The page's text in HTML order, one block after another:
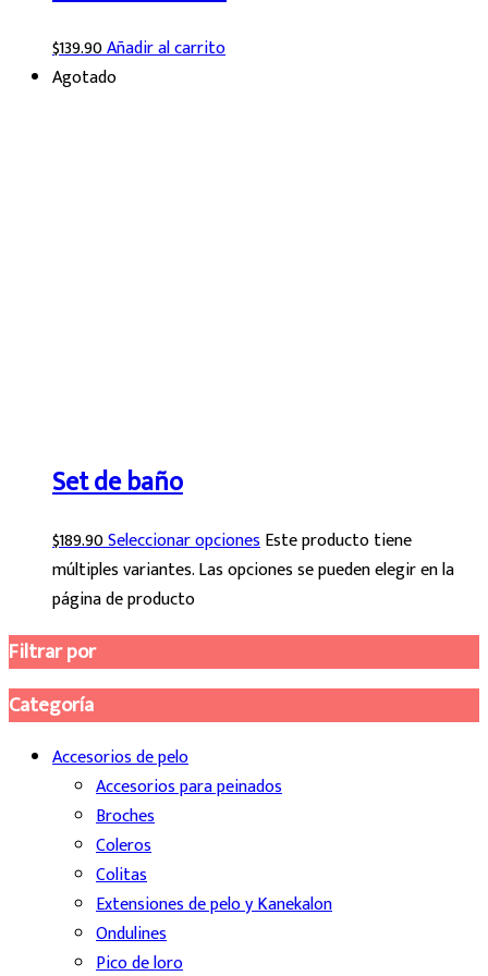
$139.90Añadir al carrito
Agotado
Set de baño
$189.90Seleccionar opcionesEste producto tiene
múltiples variantes. Las opciones se pueden elegir en la
página de producto
Filtrar por
Categoría
Accesorios de pelo
Accesorios para peinados
Broches
Coleros
Colitas
Extensiones de pelo y Kanekalon
Ondulines
Pico de loro